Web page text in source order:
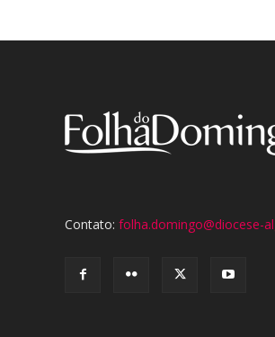
Contato: folha.domingo@diocese-